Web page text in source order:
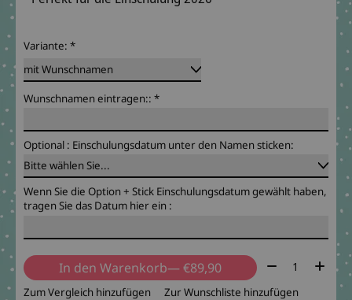
Variante: *
Wunschnamen eintragen:: *
Optional : Einschulungsdatum unter den Namen sticken:
Wenn Sie die Option + Stick Einschulungsdatum gewählt haben,
tragen Sie das Datum hier ein :
In den Warenkorb — €89,90 Menge:
Zum Vergleich hinzufügen Zur Wunschliste hinzufügen